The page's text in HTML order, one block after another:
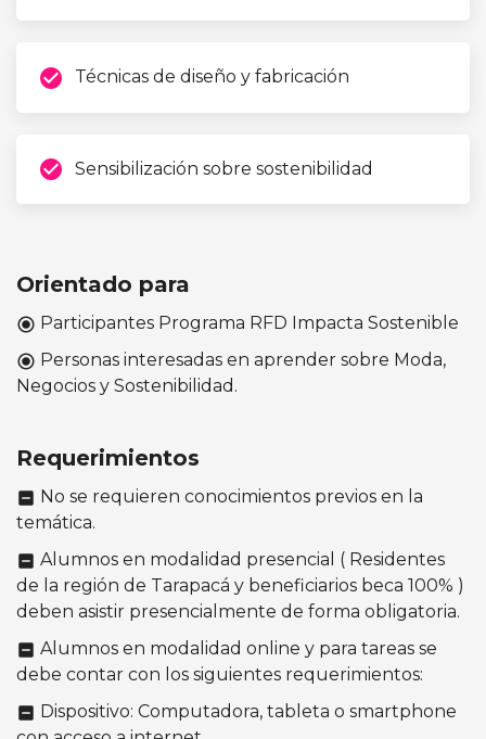
check_circle Técnicas de diseño y fabricación
check_circle Sensibilización sobre sostenibilidad
Orientado para
radio_button_checked Participantes Programa RFD Impacta Sostenible
radio_button_checked Personas interesadas en aprender sobre Moda,
Negocios y Sostenibilidad.
Requerimientos
indeterminate_check_box No se requieren conocimientos previos en la
temática.
indeterminate_check_box Alumnos en modalidad presencial ( Residentes
de la región de Tarapacá y beneficiarios beca 100% )
deben asistir presencialmente de forma obligatoria.
indeterminate_check_box Alumnos en modalidad online y para tareas se
debe contar con los siguientes requerimientos:
indeterminate_check_box Dispositivo: Computadora, tableta o smartphone